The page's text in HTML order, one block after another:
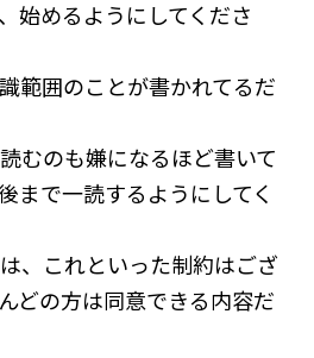
始めるようにしてくださ
範囲のことが書かれてるだ
むのも嫌になるほど書いて
まで一読するようにしてく
、これといった制約はござ
どの方は同意できる内容だ